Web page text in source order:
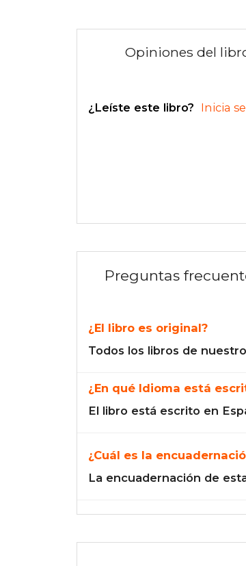
Opiniones del
¿Leíste este libro? Inicia
Preguntas
¿El libro es original?
Todos los libros de
¿En qué Idioma está
El libro está escrito en
¿Cuál es la
La encuadernación de